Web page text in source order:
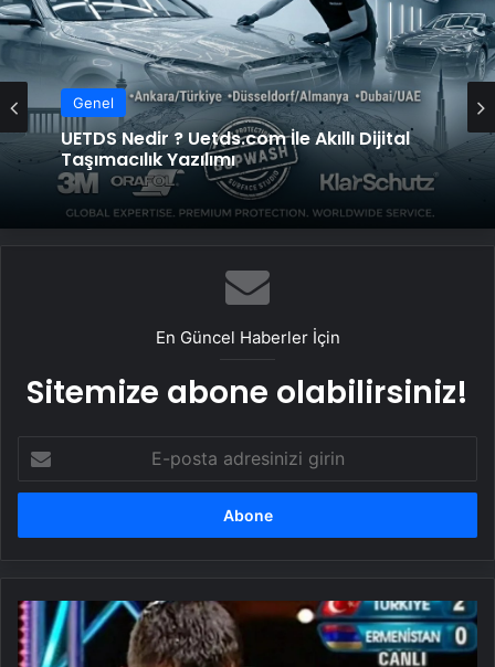
Genel
UETDS Nedir ? Uetds.com İle Akıllı Dijital
Taşımacılık Yazılımı
En Güncel Haberler İçin
Sitemize abone olabilirsiniz!
posta
adresinizi
Zeytinburnu'da
cami
görevlisini